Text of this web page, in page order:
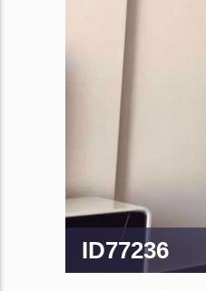
ID77236